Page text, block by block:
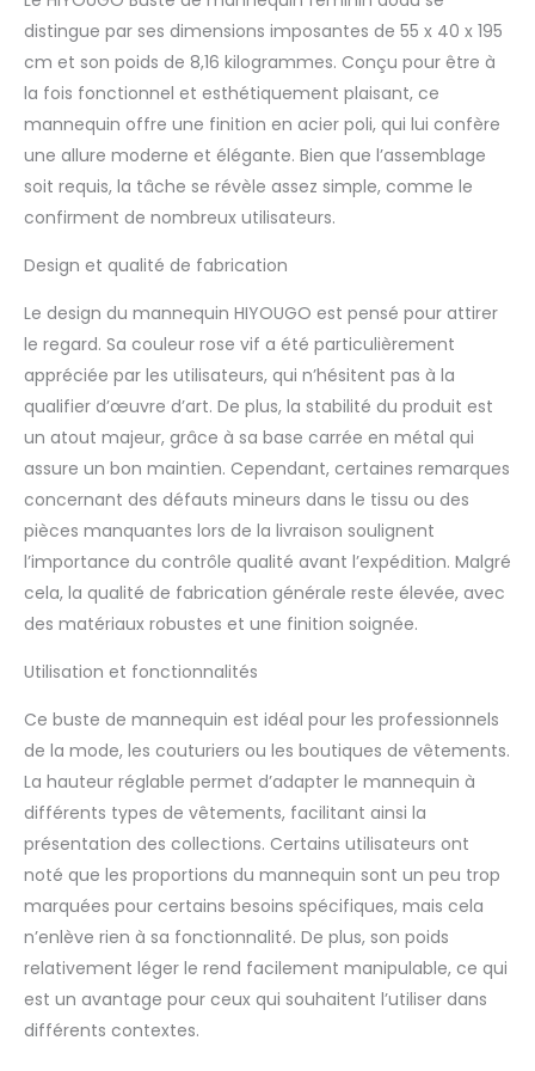
tige de support et la
base carrée en bas
sont fabriquées en
tuyaux en fer épais, qui
sont plus robustes et
durables que les tubes
ordinaires, sans se plier
ou se déformer. La
plaque carrée de la
stable et ne tremblera
bien rangé : la surface
du mannequin est
recouverte de tissus
propres et bien rangés,
et le revêtement en
coton est parfaitement
fixé au torse du
mannequin, ce qui
n'endommagera pas
vos vêtements, et
l'effet d'affichage est
meilleur. Variété
d'affichage : le design
hanches larges rend le
ligne avec les figures
européennes et
américaines et plus
sexy. En plus des
vêtements ou des
jupes ordinaires, ce
mannequin dodu peut
mieux présenter un
pyjama à bretelles, une
robe tube, une jupe
hanche, un
cheongsam, une robe
distingue par ses dimensions imposantes de 55 x 40 x 195
cm et son poids de 8,16 kilogrammes. Conçu pour être à
la fois fonctionnel et esthétiquement plaisant, ce
mannequin offre une finition en acier poli, qui lui confère
une allure moderne et élégante. Bien que l’assemblage
soit requis, la tâche se révèle assez simple, comme le
confirment de nombreux utilisateurs.
Design et qualité de fabrication
Le design du mannequin HIYOUGO est pensé pour attirer
le regard. Sa couleur rose vif a été particulièrement
appréciée par les utilisateurs, qui n’hésitent pas à la
qualifier d’œuvre d’art. De plus, la stabilité du produit est
un atout majeur, grâce à sa base carrée en métal qui
assure un bon maintien. Cependant, certaines remarques
concernant des défauts mineurs dans le tissu ou des
pièces manquantes lors de la livraison soulignent
l’importance du contrôle qualité avant l’expédition. Malgré
cela, la qualité de fabrication générale reste élevée, avec
des matériaux robustes et une finition soignée.
Utilisation et fonctionnalités
Ce buste de mannequin est idéal pour les professionnels
de la mode, les couturiers ou les boutiques de vêtements.
La hauteur réglable permet d’adapter le mannequin à
différents types de vêtements, facilitant ainsi la
présentation des collections. Certains utilisateurs ont
noté que les proportions du mannequin sont un peu trop
marquées pour certains besoins spécifiques, mais cela
n’enlève rien à sa fonctionnalité. De plus, son poids
relativement léger le rend facilement manipulable, ce qui
est un avantage pour ceux qui souhaitent l’utiliser dans
différents contextes.